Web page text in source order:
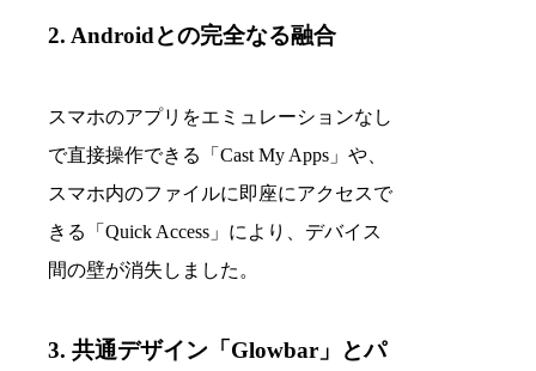
2. Androidとの完全なる融合
スマホのアプリをエミュレーションなし
で直接操作できる「Cast My Apps」や、
スマホ内のファイルに即座にアクセスで
きる「Quick Access」により、デバイス
間の壁が消失しました。
3. 共通デザイン「Glowbar」とパ